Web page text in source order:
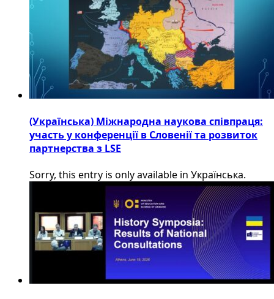
(Українська) Міжнародна наукова співпраця:
участь у конференції в Словенії та розвиток
партнерства з LSE
Sorry, this entry is only available in Українська.